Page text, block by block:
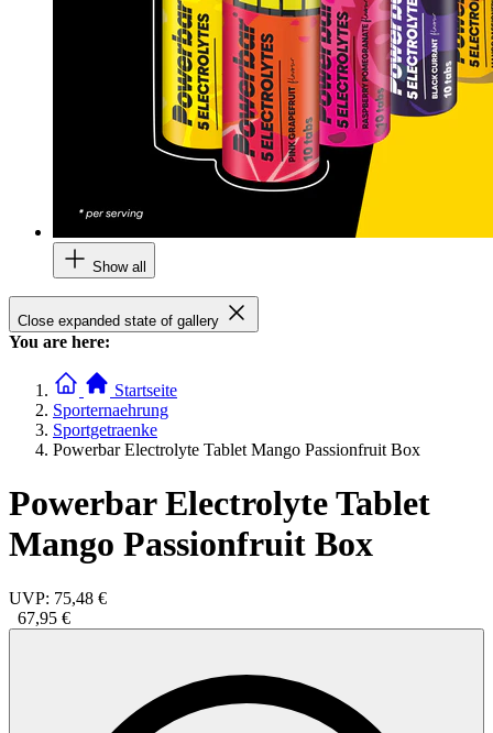
Show all
Close expanded state of gallery
You are here:
Startseite
Sporternaehrung
Sportgetraenke
Powerbar Electrolyte Tablet Mango Passionfruit Box
Powerbar Electrolyte Tablet
Mango Passionfruit Box
UVP: 75,48 €
67,95 €